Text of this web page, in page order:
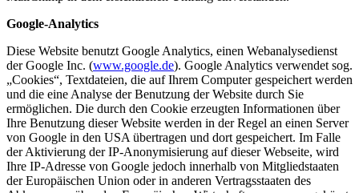
Google-Analytics
Diese Website benutzt Google Analytics, einen Webanalysedienst
der Google Inc. (www.google.de). Google Analytics verwendet sog.
„Cookies“, Textdateien, die auf Ihrem Computer gespeichert werden
und die eine Analyse der Benutzung der Website durch Sie
ermöglichen. Die durch den Cookie erzeugten Informationen über
Ihre Benutzung dieser Website werden in der Regel an einen Server
von Google in den USA übertragen und dort gespeichert. Im Falle
der Aktivierung der IP-Anonymisierung auf dieser Webseite, wird
Ihre IP-Adresse von Google jedoch innerhalb von Mitgliedstaaten
der Europäischen Union oder in anderen Vertragsstaaten des